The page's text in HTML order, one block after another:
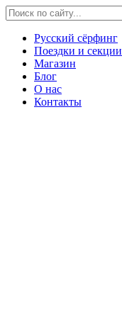
Русский сёрфинг
Поездки и секции
Магазин
Блог
О нас
Контакты